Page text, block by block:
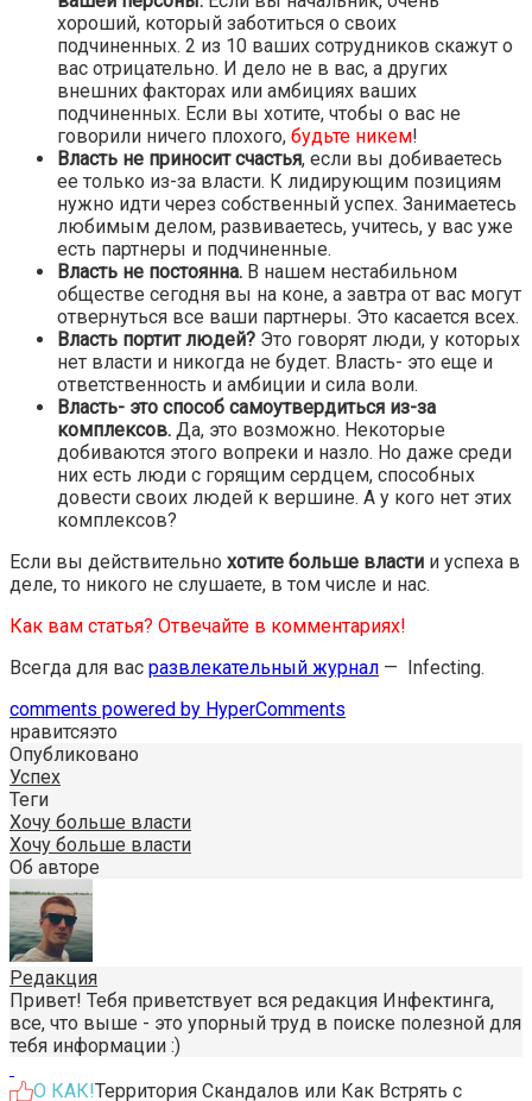
хороший, который заботиться о своих
подчиненных. 2 из 10 ваших сотрудников скажут о
вас отрицательно. И дело не в вас, а других
внешних факторах или амбициях ваших
подчиненных. Если вы хотите, чтобы о вас не
говорили ничего плохого, будьте никем!
Власть не приносит счастья, если вы добиваетесь
ее только из-за власти. К лидирующим позициям
нужно идти через собственный успех. Занимаетесь
любимым делом, развиваетесь, учитесь, у вас уже
есть партнеры и подчиненные.
Власть не постоянна. В нашем нестабильном
обществе сегодня вы на коне, а завтра от вас могут
отвернуться все ваши партнеры. Это касается всех.
Власть портит людей? Это говорят люди, у которых
нет власти и никогда не будет. Власть- это еще и
ответственность и амбиции и сила воли.
Власть- это способ самоутвердиться из-за
комплексов. Да, это возможно. Некоторые
добиваются этого вопреки и назло. Но даже среди
них есть люди с горящим сердцем, способных
довести своих людей к вершине. А у кого нет этих
комплексов?
Если вы действительно хотите больше власти и успеха в
деле, то никого не слушаете, в том числе и нас.
Как вам статья? Отвечайте в комментариях!
Всегда для вас развлекательный журнал — Infecting.
comments powered by HyperComments
нравитсяэто
Опубликовано
Успех
Теги
Хочу больше власти
Хочу больше власти
Об авторе
Редакция
Привет! Тебя приветствует вся редакция Инфектинга,
все, что выше - это упорный труд в поиске полезной для
тебя информации :)
О КАК!Территория Скандалов или Как Встрять с